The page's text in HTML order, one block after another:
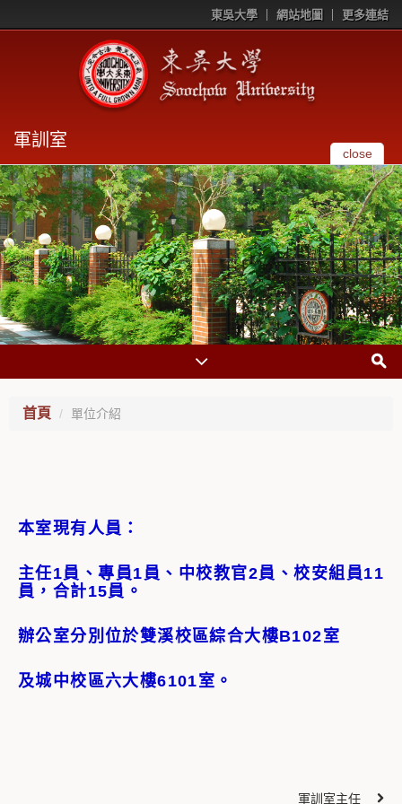
東吳大學 網站地圖 更多連結
軍訓室
close
首頁 單位介紹
本室現有人員：
主任1員、專員1員、 中校教官2員、校安組員11
員，合計15員。
辦公室分別位於雙溪校區綜合大樓B102室
及城中校區六大樓6101室。
軍訓室主任